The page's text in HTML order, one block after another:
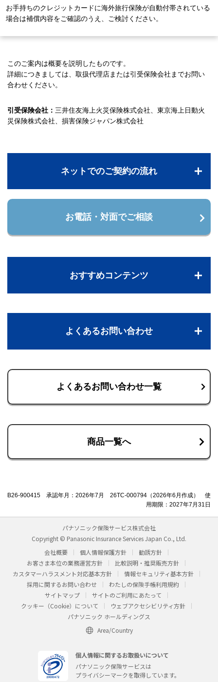
お手持ちのクレジットカードに海外旅行保険が自動付帯されている
場合は補償内容をご確認のうえ、ご検討ください。
このご案内は概要を説明したものです。
詳細につきましては、取扱代理店または引受保険会社までお問い
合わせください。
引受保険会社： 三井住友海上火災保険株式会社、東京海上日動火
災保険株式会社、損害保険ジャパン株式会社
ネットでのご契約の流れ
お電話・対面でご相談
おすすめコンテンツ
よくあるお問い合わせ
よくあるお問い合わせ一覧
商品一覧へ
B26-900415 承認年月：2026年7月 26TC-000794（2026年6月作成） 使
用期限：2027年7月31日
パナソニック保険サービス株式会社
Copyright © Panasonic Insurance Services Japan Co., Ltd.
会社概要
個人情報保護方針
勧誘方針
お客さま本位の業務運営方針
比較説明・推奨販売方針
カスタマーハラスメント対応基本方針
情報セキュリティ基本方針
採用に関するお問い合わせ
わたしの保険手帳利用規約
サイトマップ
サイトのご利用にあたって
クッキー（Cookie）について
ウェブアクセシビリティ方針
パナソニック ホールディングス
Area/Country
個人情報に関するお取扱いについて
パナソニック保険サービスは
プライバシーマークを取得しています。